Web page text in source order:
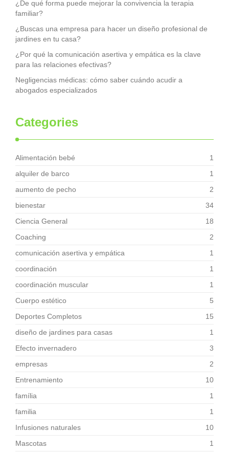
¿De qué forma puede mejorar la convivencia la terapia
familiar?
¿Buscas una empresa para hacer un diseño profesional de
jardines en tu casa?
¿Por qué la comunicación asertiva y empática es la clave
para las relaciones efectivas?
Negligencias médicas: cómo saber cuándo acudir a
abogados especializados
Categories
Alimentación bebé
1
alquiler de barco
1
aumento de pecho
2
bienestar
34
Ciencia General
18
Coaching
2
comunicación asertiva y empática
1
coordinación
1
coordinación muscular
1
Cuerpo estético
5
Deportes Completos
15
diseño de jardines para casas
1
Efecto invernadero
3
empresas
2
Entrenamiento
10
família
1
familia
1
Infusiones naturales
10
Mascotas
1